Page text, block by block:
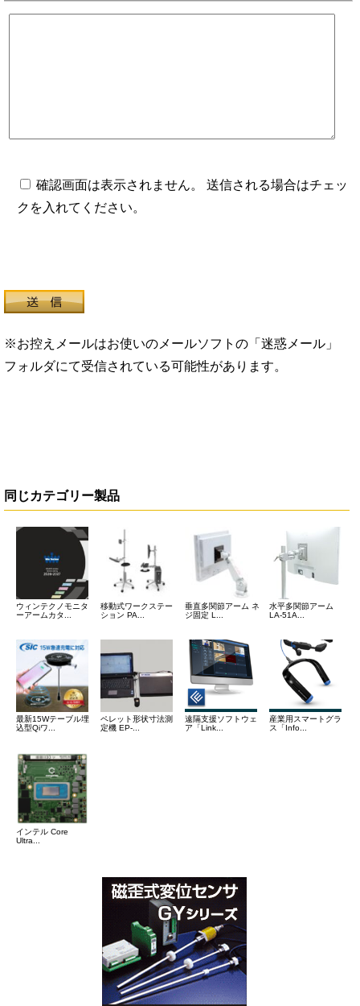
確認画面は表示されません。 送信される場合はチェッ
クを入れてください。
※お控えメールはお使いのメールソフトの「迷惑メール」
フォルダにて受信されている可能性があります。
同じカテゴリー製品
ウィンテクノモニタ
ーアームカタ...
移動式ワークステー
ション PA...
垂直多関節アーム ネ
ジ固定 L...
水平多関節アーム
LA-51A...
最新15Wテーブル埋
込型Qiワ...
ペレット形状寸法測
定機 EP-...
遠隔支援ソフトウェ
ア「Link...
産業用スマートグラ
ス「Info...
インテル Core
Ultra...